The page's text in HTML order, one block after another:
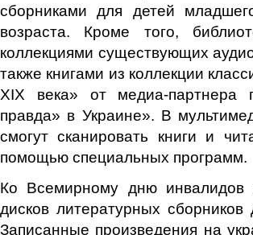
сборниками для детей
возраста. Кроме того,
коллекциями существующих
также книгами из коллекции
XIX века» от медиа-партнера
правда» в Украине». В
смогут сканировать книги и
помощью специальных программ.
Ко Всемирному дню инвалидов
дисков литературных
Записанные произведения на